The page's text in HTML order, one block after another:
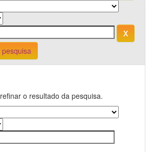
o resultado da pesquisa.